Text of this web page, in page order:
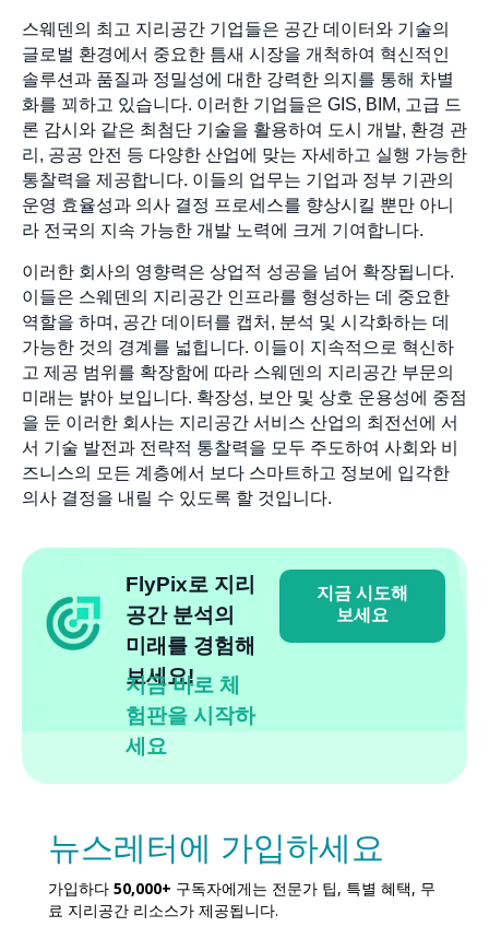
스웨덴의 최고 지리공간 기업들은 공간 데이터와 기술의
글로벌 환경에서 중요한 틈새 시장을 개척하여 혁신적인
솔루션과 품질과 정밀성에 대한 강력한 의지를 통해 차별
화를 꾀하고 있습니다. 이러한 기업들은 GIS, BIM, 고급 드
론 감시와 같은 최첨단 기술을 활용하여 도시 개발, 환경 관
리, 공공 안전 등 다양한 산업에 맞는 자세하고 실행 가능한
통찰력을 제공합니다. 이들의 업무는 기업과 정부 기관의
운영 효율성과 의사 결정 프로세스를 향상시킬 뿐만 아니
라 전국의 지속 가능한 개발 노력에 크게 기여합니다.
이러한 회사의 영향력은 상업적 성공을 넘어 확장됩니다.
이들은 스웨덴의 지리공간 인프라를 형성하는 데 중요한
역할을 하며, 공간 데이터를 캡처, 분석 및 시각화하는 데
가능한 것의 경계를 넓힙니다. 이들이 지속적으로 혁신하
고 제공 범위를 확장함에 따라 스웨덴의 지리공간 부문의
미래는 밝아 보입니다. 확장성, 보안 및 상호 운용성에 중점
을 둔 이러한 회사는 지리공간 서비스 산업의 최전선에 서
서 기술 발전과 전략적 통찰력을 모두 주도하여 사회와 비
즈니스의 모든 계층에서 보다 스마트하고 정보에 입각한
의사 결정을 내릴 수 있도록 할 것입니다.
FlyPix로 지리
공간 분석의
미래를 경험해
보세요!
지금 바로 체
험판을 시작하
세요
지금 시도해
보세요
뉴스레터에 가입하세요
가입하다 50,000+ 구독자에게는 전문가 팁, 특별 혜택, 무
료 지리공간 리소스가 제공됩니다.